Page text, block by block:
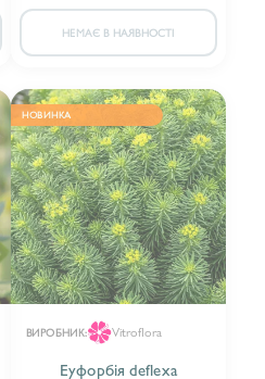
5
18
4
15
НЕМАЄ В НАЯВНОСТІ
НОВИНКА
ВИРОБНИК: Vitroflora
Еуфорбія deflexa